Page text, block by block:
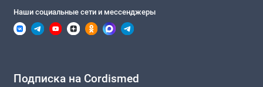
Наши социальные сети и мессенджеры
Подписка на Cordismed